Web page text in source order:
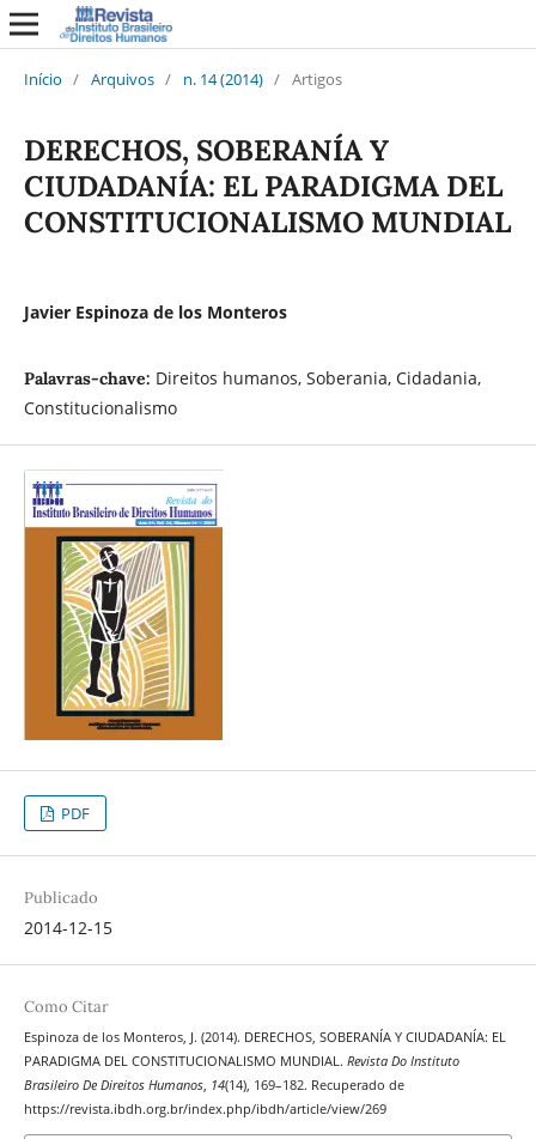
Início / Arquivos / n. 14 (2014) / Artigos
DERECHOS, SOBERANÍA Y
CIUDADANÍA: EL PARADIGMA DEL
CONSTITUCIONALISMO MUNDIAL
Javier Espinoza de los Monteros
Palavras-chave: Direitos humanos, Soberania, Cidadania,
Constitucionalismo
PDF
Publicado
2014-12-15
Como Citar
Espinoza de los Monteros, J. (2014). DERECHOS, SOBERANÍA Y CIUDADANÍA: EL
PARADIGMA DEL CONSTITUCIONALISMO MUNDIAL. Revista Do Instituto
Brasileiro De Direitos Humanos, 14(14), 169–182. Recuperado de
https://revista.ibdh.org.br/index.php/ibdh/article/view/269